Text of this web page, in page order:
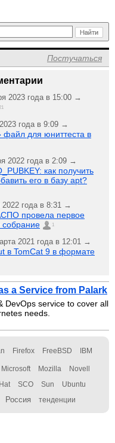
Постучаться
2023 года в 15:00 →
года в 9:09 →
файл для юниттеста в
2022 года в 2:09 →
как получить
его в базу apt?
2022 года в 8:31 →
провела первое
собрание
1
2021 года в 12:01 →
в TomCat 9 в формате
a Service from Palark
DevOps service to cover all
needs.
Firefox FreeBSD IBM
Microsoft Mozilla Novell
SCO Sun Ubuntu
Россия тенденции